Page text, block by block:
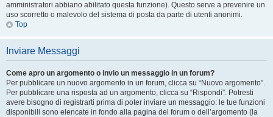
amministratori abbiano abilitato questa funzione). Questo serve a prevenire un
uso scorretto o malevolo del sistema di posta da parte di utenti anonimi.
Top
Inviare Messaggi
Come apro un argomento o invio un messaggio in un forum?
Per pubblicare un nuovo argomento in un forum, clicca su “Nuovo argomento”.
Per pubblicare una risposta ad un argomento, clicca su “Rispondi”. Potresti
avere bisogno di registrarti prima di poter inviare un messaggio: le tue funzioni
disponibili sono elencate in fondo alla pagina del forum o dell’argomento (la